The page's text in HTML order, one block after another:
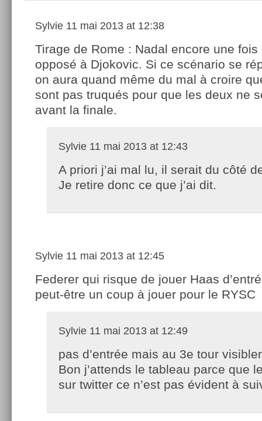
Sylvie 11 mai 2013 at 12:38
Tirage de Rome : Nadal encore une fois
opposé à Djokovic. Si ce scénario se
on aura quand même du mal à croire
sont pas truqués pour que les deux ne
avant la finale.
Sylvie 11 mai 2013 at 12:43
A priori j’ai mal lu, il serait du côté
Je retire donc ce que j’ai dit.
Sylvie 11 mai 2013 at 12:45
Federer qui risque de jouer Haas
peut-être un coup à jouer pour le RYSC
Sylvie 11 mai 2013 at 12:49
pas d’entrée mais au 3e tour
Bon j’attends le tableau parce que
sur twitter ce n’est pas évident à